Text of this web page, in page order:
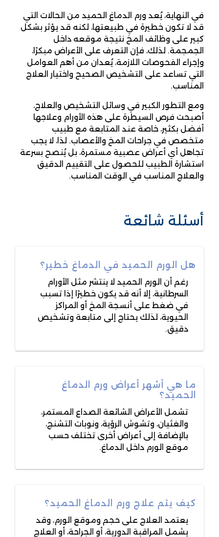
في النهاية، يُعد ورم الدماغ الحميد من الحالات التي
قد لا تكون خطيرة في طبيعتها، لكنه قد يؤثر بشكل
كبير على وظائف المخ نتيجة موقعه داخل
الجمجمة. لذلك، فإن التعرف على الأعراض مبكرًا،
وإجراء الفحوصات اللازمة، يُعدان من أهم العوامل
التي تساعد على التشخيص الصحيح واختيار العلاج
المناسب.
ومع التطور الكبير في وسائل التشخيص والعلاج،
أصبحت فرص السيطرة على هذه الأورام وعلاجها
أفضل بكثير، خاصة عند المتابعة مع طبيب
متخصص في جراحات المخ والأعصاب. لذا، لا يجب
تجاهل أي أعراض عصبية مستمرة، بل يُنصح بسرعة
استشارة الطبيب للحصول على التقييم الدقيق
والعلاج المناسب في الوقت المناسب.
أسئلة شائعة
هل الورم الحميد في الدماغ خطير؟
رغم أن الورم الحميد لا ينتشر مثل الأورام
السرطانية، إلا أنه قد يكون خطيرًا إذا تسبب
في ضغط على أنسجة المخ أو المراكز
الحيوية، لذلك يحتاج إلى متابعة وتشخيص
دقيق.
ما هي أشهر أعراض ورم الدماغ
الحميد؟
تشمل الأعراض الشائعة الصداع المستمر،
والغثيان، وتشوش الرؤية، ونوبات التشنج،
بالإضافة إلى أعراض أخرى تختلف حسب
موقع الورم داخل الدماغ.
كيف يتم علاج ورم الدماغ الحميد؟
يعتمد العلاج على حجم وموقع الورم، وقد
يشمل المراقبة الدورية، أو الجراحة، أو العلاج